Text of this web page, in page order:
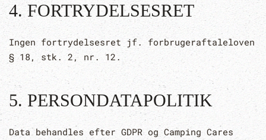
4. FORTRYDELSESRET
Ingen fortrydelsesret jf. forbrugeraftaleloven
§ 18, stk. 2, nr. 12.
5. PERSONDATAPOLITIK
Data behandles efter GDPR og Camping Cares